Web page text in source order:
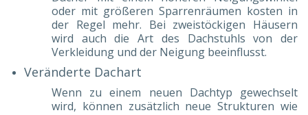
oder mit größeren Sparrenräumen kosten in
der Regel mehr. Bei zweistöckigen Häusern
wird auch die Art des Dachstuhls von der
Verkleidung und der Neigung beeinflusst.
Veränderte Dachart
Wenn zu einem neuen Dachtyp gewechselt
wird, können zusätzlich neue Strukturen wie